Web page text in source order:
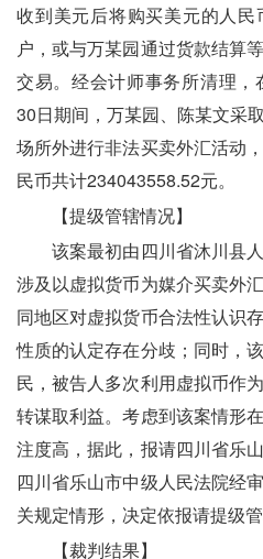
收到美元后将购买美元的人
户，或与万某园通过货款结算
交易。经会计师事务所清理，
30日期间，万某园、陈某文采
场所外进行非法买卖外汇活动
民币共计234043558.52元。
【提级管辖情况】
该案最初由四川省沐川县人
涉及以虚拟货币为媒介买卖外
同地区对虚拟货币合法性认识
性质的认定存在分歧；同时，
民，被告人多次利用虚拟币作
转谋取利益。考虑到该案情形
注度高，据此，报请四川省乐
四川省乐山市中级人民法院经
关规定情形，决定依报请提级管
【裁判结果】